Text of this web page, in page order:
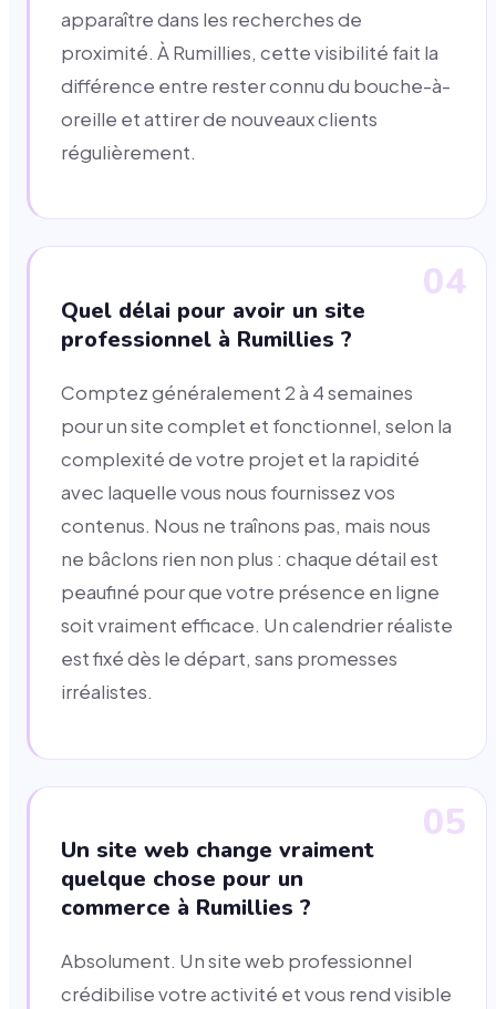
apparaître dans les recherches de
proximité. À Rumillies, cette visibilité fait la
différence entre rester connu du bouche-à-
oreille et attirer de nouveaux clients
régulièrement.
04
Quel délai pour avoir un site
professionnel à Rumillies ?
Comptez généralement 2 à 4 semaines
pour un site complet et fonctionnel, selon la
complexité de votre projet et la rapidité
avec laquelle vous nous fournissez vos
contenus. Nous ne traînons pas, mais nous
ne bâclons rien non plus : chaque détail est
peaufiné pour que votre présence en ligne
soit vraiment efficace. Un calendrier réaliste
est fixé dès le départ, sans promesses
irréalistes.
05
Un site web change vraiment
quelque chose pour un
commerce à Rumillies ?
Absolument. Un site web professionnel
crédibilise votre activité et vous rend visible